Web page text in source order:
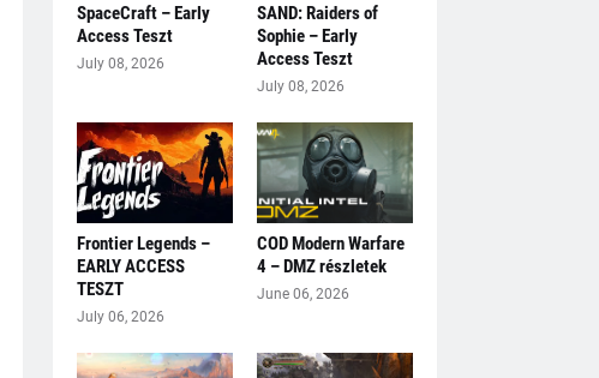
SpaceCraft – Early
Access Teszt
July 08, 2026
SAND: Raiders of
Sophie – Early
Access Teszt
July 08, 2026
Frontier Legends –
EARLY ACCESS
TESZT
July 06, 2026
COD Modern Warfare
4 – DMZ részletek
June 06, 2026